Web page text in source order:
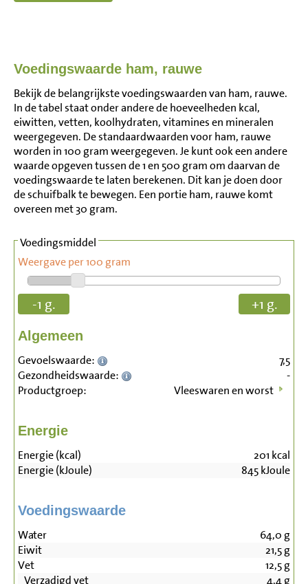
Voedingswaarde ham, rauwe
Bekijk de belangrijkste voedingswaarden van ham, rauwe.
In de tabel staat onder andere de hoeveelheden kcal,
eiwitten, vetten, koolhydraten, vitamines en mineralen
weergegeven. De standaardwaarden voor ham, rauwe
worden in 100 gram weergegeven. Je kunt ook een andere
waarde opgeven tussen de 1 en 500 gram om daarvan de
voedingswaarde te laten berekenen. Dit kan je doen door
de schuifbalk te bewegen. Een portie ham, rauwe komt
overeen met 30 gram.
Voedingsmiddel
Weergave per 100 gram
-1 g. +1 g.
Algemeen
Gevoelswaarde:
7,5
Gezondheidswaarde:
-
Productgroep:
Vleeswaren en worst
Energie
Energie (kcal) 201 kcal
Energie (kJoule)
845kJoule
Voedingswaarde
Water 64,0 g
Eiwit
21,5g
Vet
12,5g
Verzadigd vet
4,4g